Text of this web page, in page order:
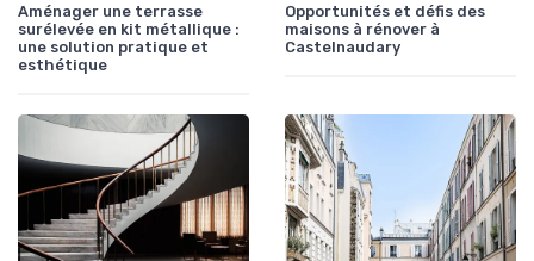
Aménager une terrasse
surélevée en kit métallique :
une solution pratique et
esthétique
Opportunités et défis des
maisons à rénover à
Castelnaudary